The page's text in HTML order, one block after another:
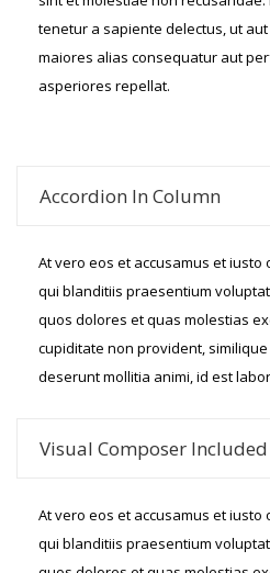
tenetur a sapiente delectus, ut
maiores alias consequatur aut
asperiores repellat.
Accordion In Column
At vero eos et accusamus et iusto
qui blanditiis praesentium
quos dolores et quas molestias
cupiditate non provident,
deserunt mollitia animi, id est
Visual Composer Included
At vero eos et accusamus et iusto
qui blanditiis praesentium